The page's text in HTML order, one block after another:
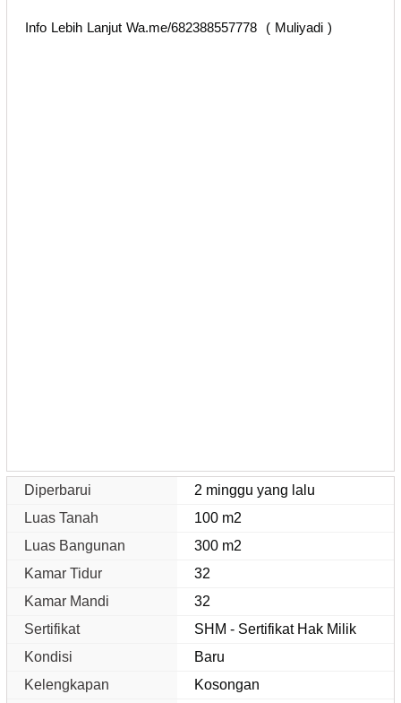
Info Lebih Lanjut Wa.me/682388557778 ( Muliyadi )
Diperbarui
2 minggu yang lalu
Luas Tanah
100 m2
Luas Bangunan
300 m2
Kamar Tidur
32
Kamar Mandi
32
Sertifikat
SHM - Sertifikat Hak Milik
Kondisi
Baru
Kelengkapan
Kosongan